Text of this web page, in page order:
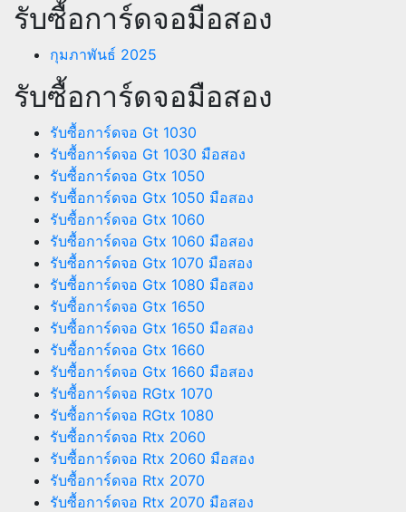
รับซื้อการ์ดจอมือสอง
กุมภาพันธ์ 2025
รับซื้อการ์ดจอมือสอง
รับซื้อการ์ดจอ Gt 1030
รับซื้อการ์ดจอ Gt 1030 มือสอง
รับซื้อการ์ดจอ Gtx 1050
รับซื้อการ์ดจอ Gtx 1050 มือสอง
รับซื้อการ์ดจอ Gtx 1060
รับซื้อการ์ดจอ Gtx 1060 มือสอง
รับซื้อการ์ดจอ Gtx 1070 มือสอง
รับซื้อการ์ดจอ Gtx 1080 มือสอง
รับซื้อการ์ดจอ Gtx 1650
รับซื้อการ์ดจอ Gtx 1650 มือสอง
รับซื้อการ์ดจอ Gtx 1660
รับซื้อการ์ดจอ Gtx 1660 มือสอง
รับซื้อการ์ดจอ RGtx 1070
รับซื้อการ์ดจอ RGtx 1080
รับซื้อการ์ดจอ Rtx 2060
รับซื้อการ์ดจอ Rtx 2060 มือสอง
รับซื้อการ์ดจอ Rtx 2070
รับซื้อการ์ดจอ Rtx 2070 มือสอง